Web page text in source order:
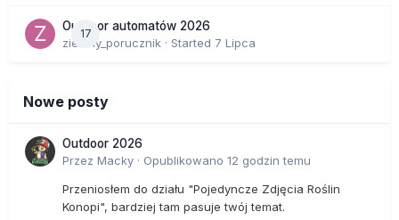
17
Outdoor automatów 2026
zielony_porucznik · Started 7 Lipca
Nowe posty
Outdoor 2026
Przez Macky · Opublikowano 12 godzin temu
Przeniosłem do działu "Pojedyncze Zdjęcia Roślin
Konopi", bardziej tam pasuje twój temat.